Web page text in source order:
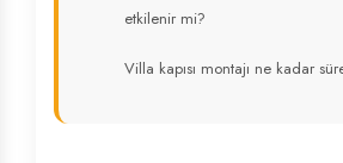
etkilenir mi?
Villa kapısı montajı ne kadar